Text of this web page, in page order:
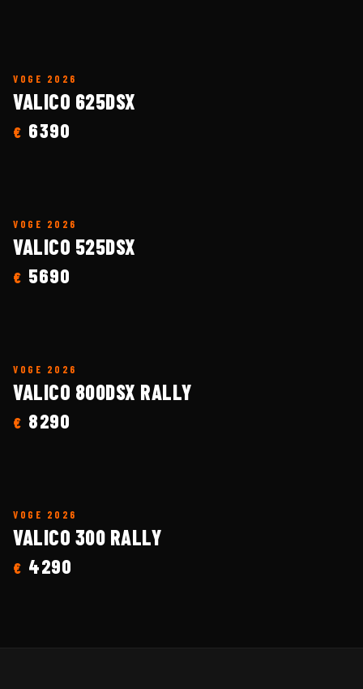
VOGE 2026
VALICO 625DSX
€ 6390
VOGE 2026
VALICO 525DSX
€ 5690
VOGE 2026
VALICO 800DSX RALLY
€ 8290
VOGE 2026
VALICO 300 RALLY
€ 4290